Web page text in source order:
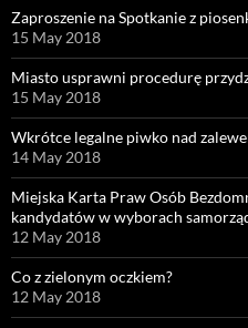
Zaproszenie na Spotkanie z
15 May 2018
Miasto usprawni procedurę
15 May 2018
Wkrótce legalne piwko nad
14 May 2018
Miejska Karta Praw Osób
kandydatów w wyborach
12 May 2018
Co z zielonym oczkiem?
12 May 2018